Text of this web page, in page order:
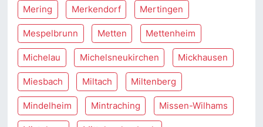
Mering Merkendorf Mertingen
Mespelbrunn Metten Mettenheim
Michelau Michelsneukirchen Mickhausen
Miesbach Miltach Miltenberg
Mindelheim Mintraching Missen-Wilhams